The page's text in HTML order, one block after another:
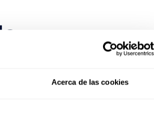
Acerca de las cookies